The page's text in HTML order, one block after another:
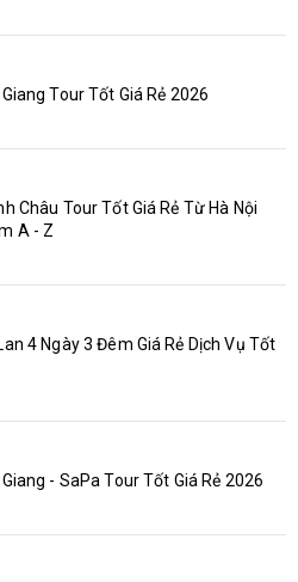
Giang Tour Tốt Giá Rẻ 2026
Châu Tour Tốt Giá Rẻ Từ Hà Nội
A - Z
4 Ngày 3 Đêm Giá Rẻ Dịch Vụ Tốt
Giang - SaPa Tour Tốt Giá Rẻ 2026